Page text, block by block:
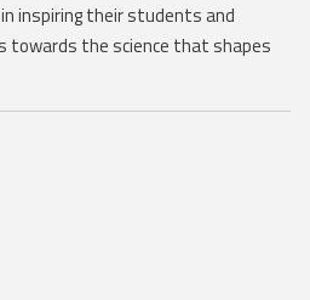
inspiring their students and
the science that shapes